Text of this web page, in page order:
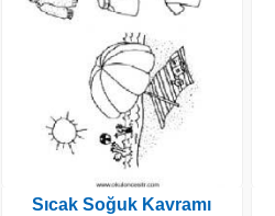
Sıcak Soğuk Kavramı